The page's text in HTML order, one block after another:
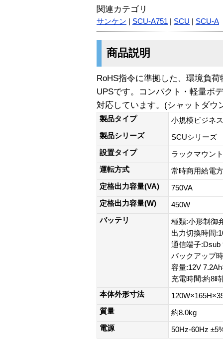
関連カテゴリ
サンケン SCU-A751 SCU SCU-A
商品説明
RoHS指令に準拠した、環境負
UPSです。コンパクト・軽量ボ
対応しています。(シャットダウ
製品タイプ
小規模ビジネ
製品シリーズ
SCUシリーズ
設置タイプ
ラックマウント
運転方式
常時商用給電
定格出力容量(VA)
750VA
定格出力容量(W)
450W
バッテリ
種類:小形制御
出力切換時間
通信端子:Dsub
バックアップ
容量:12V
充電時間:約8
本体外形寸法
質量
約8.0kg
電源
50Hz-60Hz